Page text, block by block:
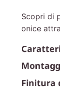
Scopri di
onice
Finitura